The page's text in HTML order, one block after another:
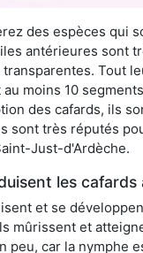
des espèces qui
antérieures sont
Tout
moins 10
des cafards, ils
sont très réputés
Just-d'Ardèche.
les
et se
mûrissent et
peu, car la nymphe